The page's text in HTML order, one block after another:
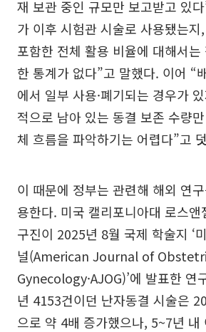
재 보관 중인 규모만 보고받고 있
가 이후 시험관 시술로 사용됐는
포함한 전체 활용 비율에 대해서
한 통계가 없다”고 말했다. 이어 “
에서 일부 사용·폐기되는 경우가
적으로 남아 있는 동결 보존 수량
체 흐름을 파악하기는 어렵다”고
이 때문에 정부는 관련해 해외 연
용한다. 미국 캘리포니아대 로스앤
구진이 2025년 8월 국제 학술지 ‘
널(American Journal of
Gynecology·AJOG)’에 발표한 연
년 4153건이던 난자동결 시술은
으로 약 4배 증가했으나, 5~7년 내